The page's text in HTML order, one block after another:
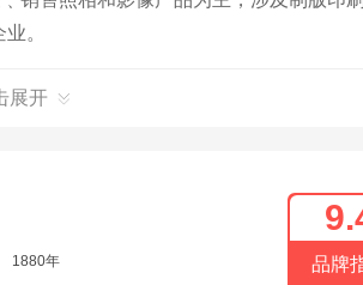
。
展开
1880年 品牌